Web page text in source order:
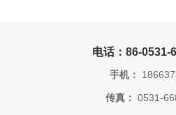
电话：86-0531-
手机：
传真： 0531-